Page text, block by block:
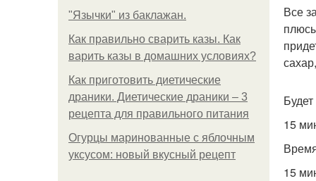
"Язычки" из баклажан.
Как правильно сварить казы. Как
варить казы в домашних условиях?
Как приготовить диетические
драники. Диетические драники – 3
рецепта для правильного питания
Огурцы маринованные с яблочным
уксусом: новый вкусный рецепт
Все
15
15